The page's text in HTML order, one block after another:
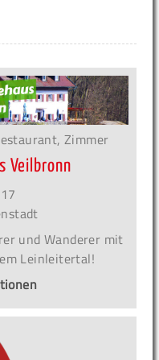
Zimmer
Veilbronn
und Wanderer mit
Leinleitertal!